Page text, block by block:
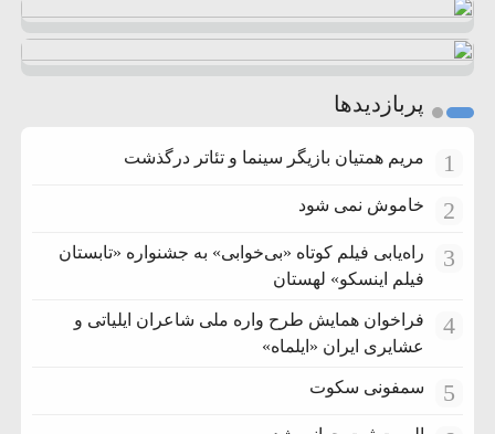
پربازدیدها
1 مریم همتیان بازیگر سینما و تئاتر درگذشت
2 خاموش نمی شود
3
راه‌یابی فیلم کوتاه «بی‌خوابی» به جشنواره «تابستان
فیلم اینسکو» لهستان
4
فراخوان همایش طرح واره ملی شاعران ایلیاتی و
عشایری ایران «ایلماه»
5 سمفونی سکوت